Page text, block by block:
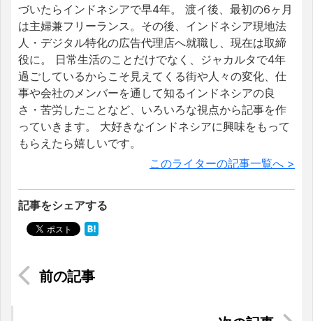
づいたらインドネシアで早4年。 渡イ後、最初の6ヶ月
は主婦兼フリーランス。その後、インドネシア現地法
人・デジタル特化の広告代理店へ就職し、現在は取締
役に。 日常生活のことだけでなく、ジャカルタで4年
過ごしているからこそ見えてくる街や人々の変化、仕
事や会社のメンバーを通して知るインドネシアの良
さ・苦労したことなど、いろいろな視点から記事を作
っていきます。 大好きなインドネシアに興味をもって
もらえたら嬉しいです。
このライターの記事一覧へ >
記事をシェアする
【マレー語入門】旅行・移住する方必見！覚えて